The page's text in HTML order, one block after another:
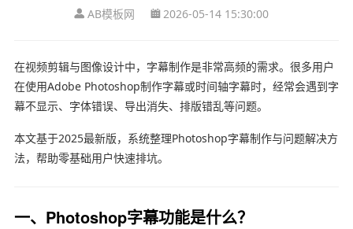
AB模板网 2026-05-14 15:30:00
在视频剪辑与图像设计中，字幕制作是非常高频的需求。很多用户
在使用Adobe Photoshop制作字幕或时间轴字幕时，经常会遇到字
幕不显示、字体错误、导出消失、排版错乱等问题。
本文基于2025最新版，系统整理Photoshop字幕制作与问题解决方
法，帮助零基础用户快速排坑。
一、Photoshop字幕功能是什么？